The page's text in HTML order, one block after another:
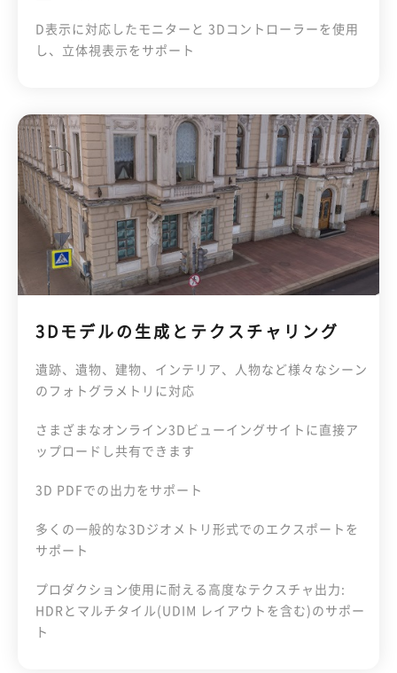
D表示に対応したモニターと 3Dコントローラーを使用
し、立体視表示をサポート
3Dモデルの生成とテクスチャリング
遺跡、遺物、建物、インテリア、人物など様々なシーン
のフォトグラメトリに対応
さまざまなオンライン3Dビューイングサイトに直接ア
ップロードし共有できます
3D PDFでの出力をサポート
多くの一般的な3Dジオメトリ形式でのエクスポートを
サポート
プロダクション使用に耐える高度なテクスチャ出力:
HDRとマルチタイル(UDIM レイアウトを含む)のサポー
ト